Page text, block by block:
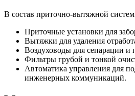
В состав приточно-вытяжной
Приточные установки для
Вытяжки для удаления
Воздуховоды для сепарации
Фильтры грубой и тонкой
Автоматика управления для
инженерных коммуникаций.